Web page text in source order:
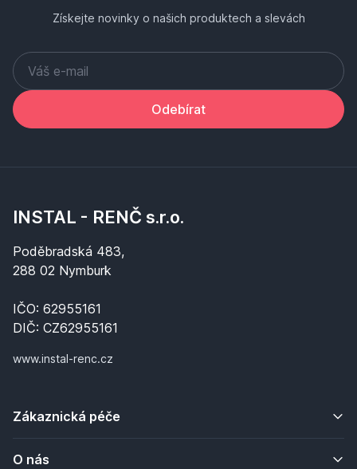
Získejte novinky o našich produktech a slevách
Odebírat
INSTAL - RENČ s.r.o.
Poděbradská 483,
288 02 Nymburk
IČO: 62955161
DIČ: CZ62955161
www.instal-renc.cz
Zákaznická péče
O nás